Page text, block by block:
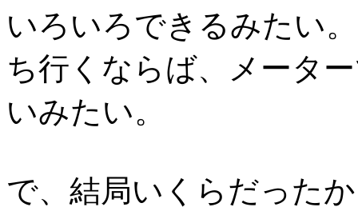
いろいろできるみたい
ち行くならば、メータ
いみたい。
で、結局いくらだった